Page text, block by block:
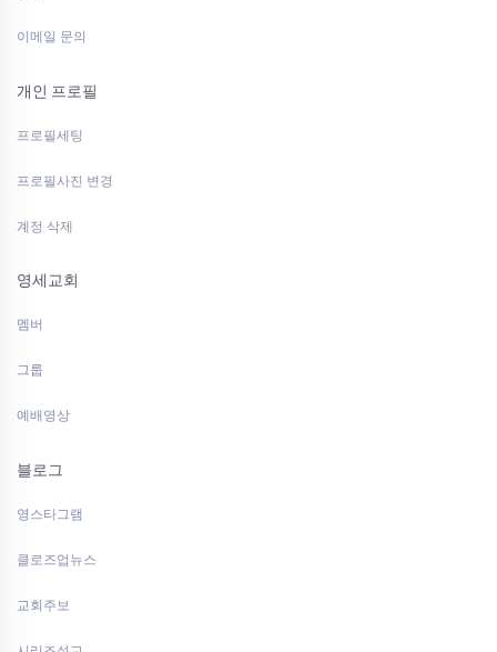
이메일 문의
개인 프로필
프로필세팅
프로필사진 변경
계정 삭제
영세교회
멤버
그룹
예배영상
블로그
영스타그램
클로즈업뉴스
교회주보